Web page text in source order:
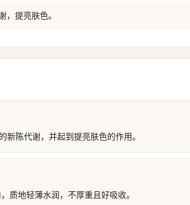
提亮肤色。
陈代谢，并起到提亮肤色的作用。
质地轻薄水润，不厚重且好吸收。